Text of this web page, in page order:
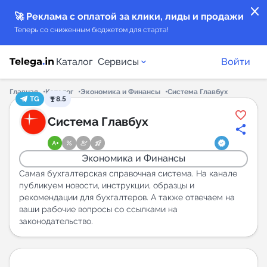
close
🚀 Реклама с оплатой за клики, лиды и продажи
Теперь со сниженным бюджетом для старта!
Каталог Сервисы
Каталог каналов
Каталог ботов
Горящие предложения
Индекс читаемости каналов в Telegram
New
Аналитика MAX каналов
Войти
Главная Каталог Экономика и Финансы
Система Главбух
TG
8.5
Система Главбух
Экономика и Финансы
Самая бухгалтерская справочная система. На канале
публикуем новости, инструкции, образцы и
рекомендации для бухгалтеров. А также отвечаем на
ваши рабочие вопросы со ссылками на
законодательство.